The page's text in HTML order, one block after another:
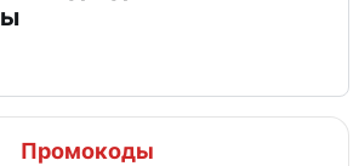
Промокоды